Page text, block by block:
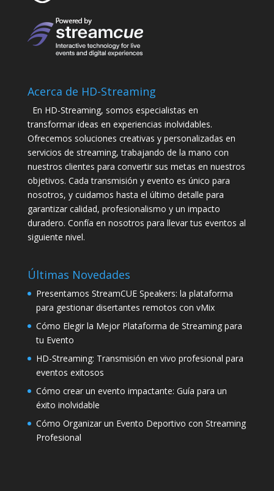
Acerca de HD-Streaming
En HD-Streaming, somos especialistas en
transformar ideas en experiencias inolvidables.
Ofrecemos soluciones creativas y personalizadas en
servicios de streaming, trabajando de la mano con
nuestros clientes para convertir sus metas en nuestros
objetivos. Cada transmisión y evento es único para
nosotros, y cuidamos hasta el último detalle para
garantizar calidad, profesionalismo y un impacto
duradero. Confía en nosotros para llevar tus eventos al
siguiente nivel.
Últimas Novedades
Presentamos StreamCUE Speakers: la plataforma
para gestionar disertantes remotos con vMix
Cómo Elegir la Mejor Plataforma de Streaming para
tu Evento
HD-Streaming: Transmisión en vivo profesional para
eventos exitosos
Cómo crear un evento impactante: Guía para un
éxito inolvidable
Cómo Organizar un Evento Deportivo con Streaming
Profesional